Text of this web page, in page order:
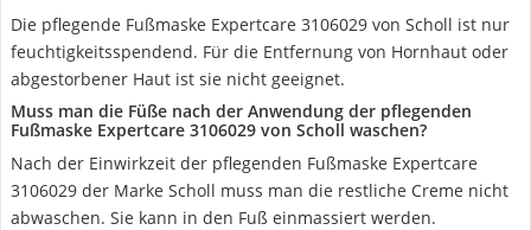
Die pflegende Fußmaske Expertcare 3106029 von Scholl ist nur
feuchtigkeitsspendend. Für die Entfernung von Hornhaut oder
abgestorbener Haut ist sie nicht geeignet.
Muss man die Füße nach der Anwendung der pflegenden
Fußmaske Expertcare 3106029 von Scholl waschen?
Nach der Einwirkzeit der pflegenden Fußmaske Expertcare
3106029 der Marke Scholl muss man die restliche Creme nicht
abwaschen. Sie kann in den Fuß einmassiert werden.